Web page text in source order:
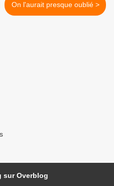
On l'aurait presque oublié >
sur Overblog